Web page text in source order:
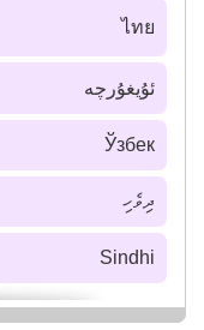
ไทย
ئۇيغۇرچە
Ўзбек
ދިވެހި
Sindhi